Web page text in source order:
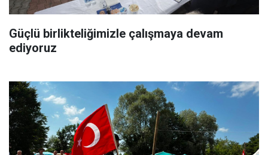
Güçlü birlikteliğimizle çalışmaya devam
ediyoruz